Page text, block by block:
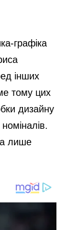
графіка
інших
тому цих
дизайну
лише